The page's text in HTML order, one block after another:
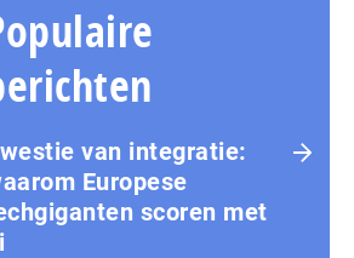
van integratie:
Europese
scoren met